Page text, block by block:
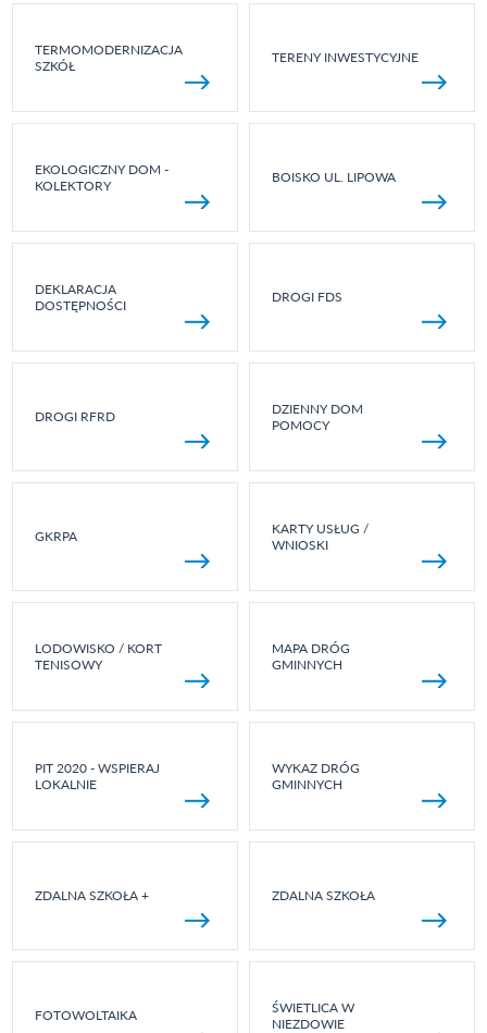
TERMOMODERNIZACJA
SZKÓŁ
TERENY INWESTYCYJNE
EKOLOGICZNY DOM -
KOLEKTORY
BOISKO UL. LIPOWA
DEKLARACJA
DOSTĘPNOŚCI
DROGI FDS
DROGI RFRD
DZIENNY DOM
POMOCY
GKRPA
KARTY USŁUG /
WNIOSKI
LODOWISKO / KORT
TENISOWY
MAPA DRÓG
GMINNYCH
PIT 2020 - WSPIERAJ
LOKALNIE
WYKAZ DRÓG
GMINNYCH
ZDALNA SZKOŁA + ZDALNA SZKOŁA
FOTOWOLTAIKA
ŚWIETLICA W
NIEZDOWIE